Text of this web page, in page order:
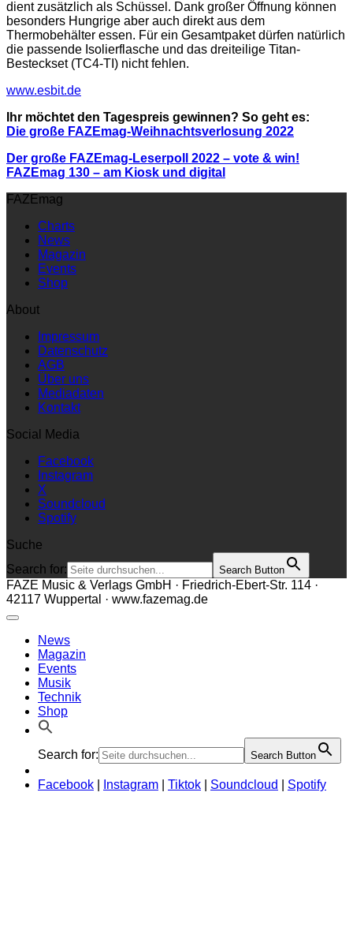
dient zusätzlich als Schüssel. Dank großer Öffnung können
besonders Hungrige aber auch direkt aus dem
Thermobehälter essen. Für ein Gesamtpaket dürfen natürlich
die passende Isolierflasche und das dreiteilige Titan-
Besteckset (TC4-TI) nicht fehlen.
www.esbit.de
Ihr möchtet den Tagespreis gewinnen? So geht es:
Die große FAZEmag-Weihnachtsverlosung 2022
Der große FAZEmag-Leserpoll 2022 – vote & win!
FAZEmag 130 – am Kiosk und digital
FAZEmag
Charts
News
Magazin
Events
Shop
About
Impressum
Datenschutz
AGB
Über uns
Mediadaten
Kontakt
Social Media
Facebook
Instagram
X
Soundcloud
Spotify
Suche
Search for:
Search Button
FAZE Music & Verlags GmbH · Friedrich-Ebert-Str. 114 ·
42117 Wuppertal · www.fazemag.de
News
Magazin
Events
Musik
Technik
Shop
Search for: Search Button
Facebook Instagram Tiktok Soundcloud Spotify